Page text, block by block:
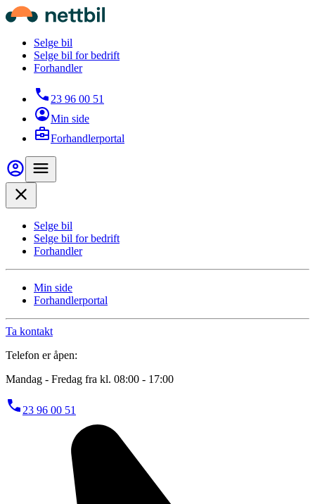
Hopp til hovedinnhold
Nettbil
Selge bil
Selge bil for bedrift
Forhandler
23 96 00 51
Min side
Forhandlerportal
Min side
Selge bil
Selge bil for bedrift
Forhandler
Min side
Forhandlerportal
Ta kontakt
Telefon er åpen:
Mandag - Fredag fra kl. 08:00 - 17:00
23 96 00 51